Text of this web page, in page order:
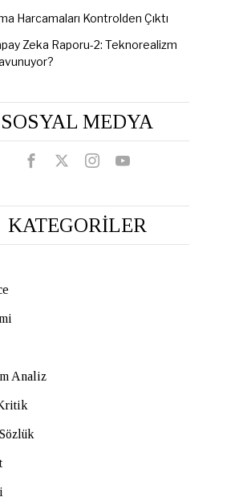
Harcamaları Kontrolden Çıktı
Zeka Raporu-2: Teknorealizm
SOSYAL MEDYA
KATEGORİLER
Analiz